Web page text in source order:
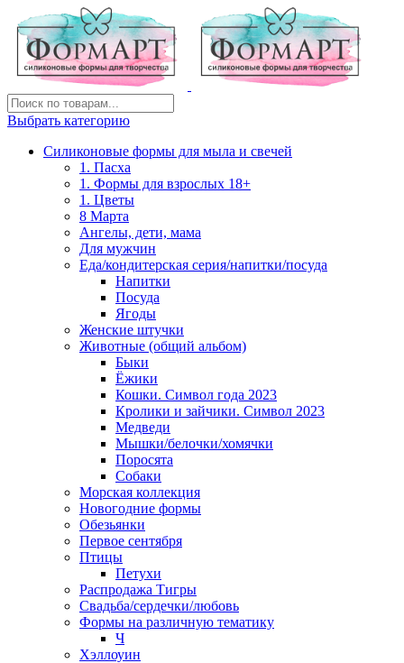
Выбрать категорию
Силиконовые формы для мыла и свечей
1. Пасха
1. Формы для взрослых 18+
1. Цветы
8 Марта
Ангелы, дети, мама
Для мужчин
Еда/кондитерская серия/напитки/посуда
Напитки
Посуда
Ягоды
Женские штучки
Животные (общий альбом)
Быки
Ёжики
Кошки. Символ года 2023
Кролики и зайчики. Символ 2023
Медведи
Мышки/белочки/хомячки
Поросята
Собаки
Морская коллекция
Новогодние формы
Обезьянки
Первое сентября
Птицы
Петухи
Распродажа Тигры
Свадьба/сердечки/любовь
Формы на различную тематику
Ч
Хэллоуин